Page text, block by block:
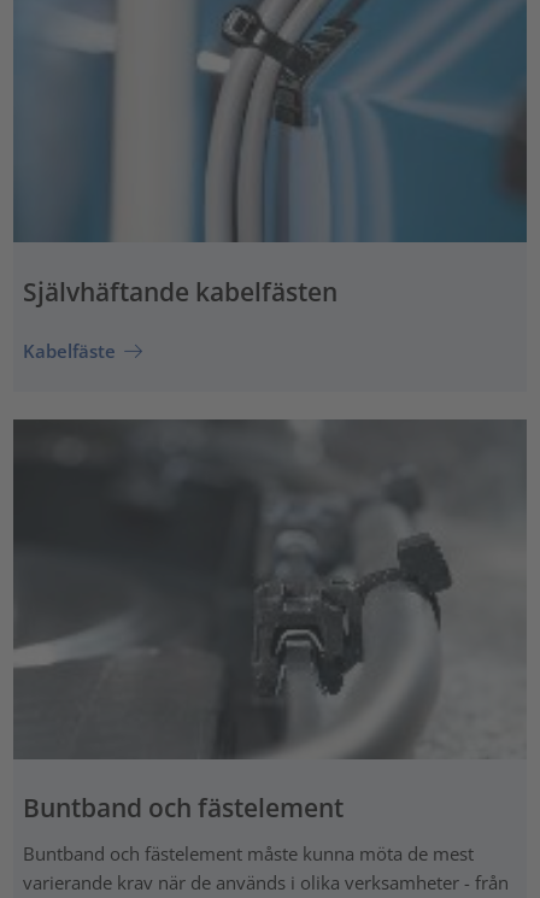
Självhäftande kabelfästen
Kabelfäste
Buntband och fästelement
Buntband och fästelement måste kunna möta de mest
varierande krav när de används i olika verksamheter - från